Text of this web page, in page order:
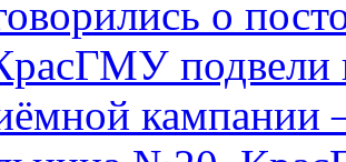
о
подвели
кампании